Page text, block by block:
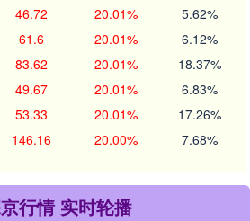
46.72 20.01% 5.62%
61.6 20.01% 6.12%
83.62 20.01% 18.37%
49.67 20.01% 6.83%
53.33 20.01% 17.26%
146.16 20.00% 7.68%
行情 实时轮播